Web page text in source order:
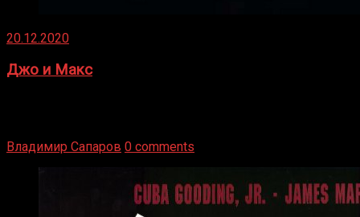
20.12.2020
Джо и Макс
Владимир Сапаров 0 comments